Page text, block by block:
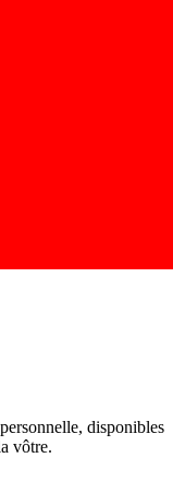
disponibles
vôtre.